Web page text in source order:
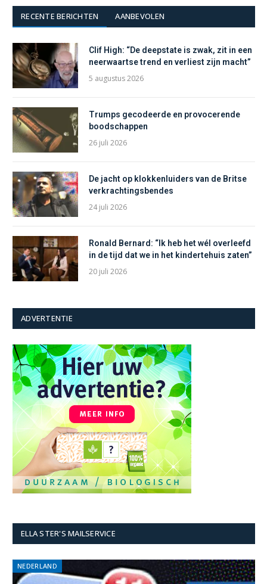
RECENTE BERICHTEN AANBEVOLEN
Clif High: “De deepstate is zwak, zit in een
neerwaartse trend en verliest zijn macht”
5 augustus 2026
Trumps gecodeerde en provocerende
boodschappen
26 juli 2026
De jacht op klokkenluiders van de Britse
verkrachtingsbendes
24 juli 2026
Ronald Bernard: “Ik heb het wél overleefd
in de tijd dat we in het kindertehuis zaten”
20 juli 2026
ADVERTENTIE
ELLA STER'S MAILSERVICE
NEDERLAND